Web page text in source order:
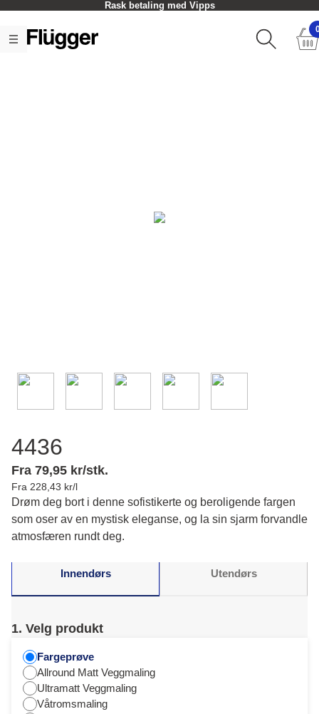
Rask betaling med Vipps
4436
Fra 79,95 kr/stk.
Fra 228,43 kr/l
Drøm deg bort i denne sofistikerte og beroligende fargen
som oser av en mystisk eleganse, og la sin sjarm forvandle
atmosfæren rundt deg.
Innendørs Utendørs
1. Velg produkt
Fargeprøve
Allround Matt Veggmaling
Ultramatt Veggmaling
Våtromsmaling